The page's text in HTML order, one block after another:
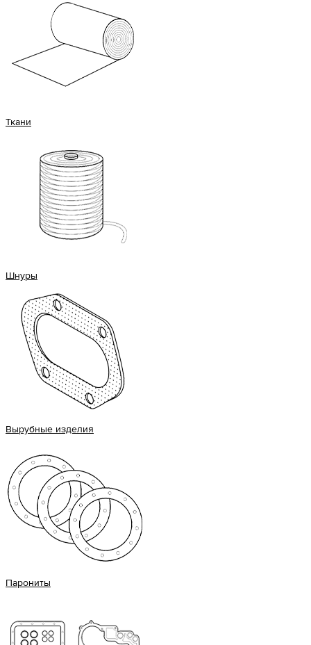
Ткани
Шнуры
Вырубные изделия
Парониты